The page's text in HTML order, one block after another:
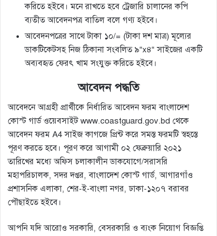
করিতে হইবে। মনে রাখতে হবে ট্রেজারি চালানের কপি
ব্যতীত আবেদনপত্র বাতিল বলে গণ্য হইবে।
আবেদনপত্রের সাথে টাকা ১০/= (টাকা দশ মাত্র) মূল্যের
ডাকটিকেটসহ নিজ ঠিকানা সংবলিত ৯“x৪“ সাইজের একটি
অব্যবহৃত ফেরৎ খাম সংযুক্ত করিতে হইবে।
আবেদন পদ্ধতি
আবেদনে আগ্রহী প্রার্থীকে নির্ধারিত আবেদন ফরম বাংলাদেশ
কোস্ট গার্ড ওয়েবসাইট www.coastguard.gov.bd থেকে
আবেদন ফরম A4 সাইজ কাগজে প্রিন্ট করে সমস্ত ফরমটি স্বহস্তে
পূরণ করতে হবে। পূরণ করে আগামী ০২ ফেব্রুয়ারি ২০২১
তারিখের মধ্যে অফিস চলাকালীন ডাকযােগে/সরাসরি
মহাপরিচালক, সদর দপ্তর, বাংলাদেশ কোস্ট গার্ড, আগারগাঁও
প্রশাসনিক এলাকা, শের-ই-বাংলা নগর, ঢাকা-১২০৭ বরাবর
পৌছাইতে হইবে।
আপনি যদি আরোও সরকারি, বেসরকারি ও ব্যংক নিয়োগ বিজ্ঞপ্তি